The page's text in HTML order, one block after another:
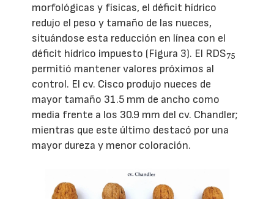
morfológicas y físicas, el déficit hídrico
redujo el peso y tamaño de las nueces,
situándose esta reducción en línea con el
déficit hídrico impuesto (Figura 3). El RDS75
permitió mantener valores próximos al
control. El cv. Cisco produjo nueces de
mayor tamaño 31.5 mm de ancho como
media frente a los 30.9 mm del cv. Chandler;
mientras que este último destacó por una
mayor dureza y menor coloración.